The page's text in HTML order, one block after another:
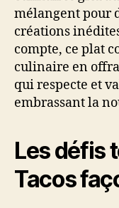
mélangent pour
créations
compte, ce plat
culinaire en
qui respecte et
embrassant la
Les défis
Tacos